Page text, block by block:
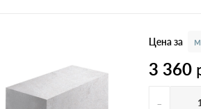
Газобетон Аэрок
Газобетон ЕвроАэроБетон
Цена за
3 360
-